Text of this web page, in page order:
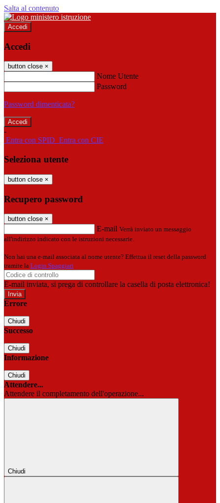
Salta al contenuto
Accedi
Accedi
button close ×
Nome Utente
Password
Password dimenticata?
-
Entra con SPID Entra con CIE
Seleziona utente
button close ×
Recupero password
button close ×
E-mail Verrà inviato un messaggio
all'indirizzo indicato con le istruzioni necessarie.
Non hai una e-mail associata al nome utente? Effettua il reset della password
tramite la Login Spaggiari
E-mail inviata, si prega di controllare la casella di posta elettronica!
Errore
Chiudi
Successo
Chiudi
Informazione
Chiudi
Attendere...
Attendere il completamento dell'operazione...
Chiudi